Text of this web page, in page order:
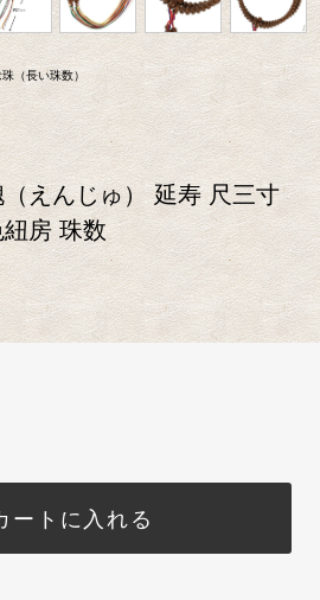
（長い珠数）
えんじゅ） 延寿 尺三寸
房 珠数
ートに入れる